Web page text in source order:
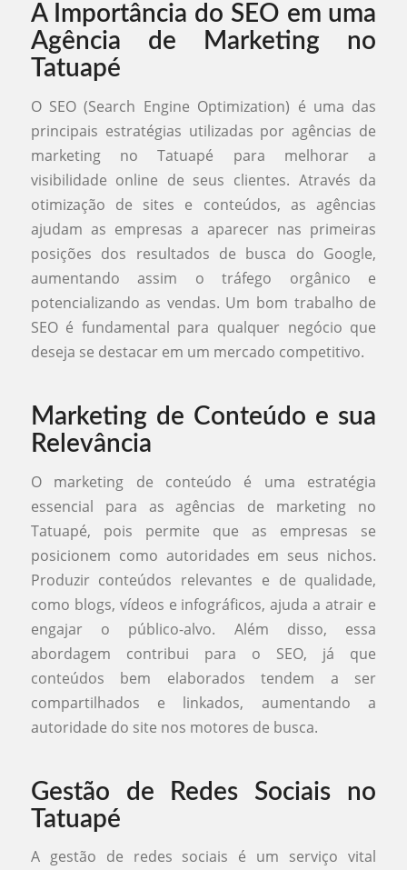
A Importância do SEO em uma
Agência de Marketing no
Tatuapé
O SEO (Search Engine Optimization) é uma das
principais estratégias utilizadas por agências de
marketing no Tatuapé para melhorar a
visibilidade online de seus clientes. Através da
otimização de sites e conteúdos, as agências
ajudam as empresas a aparecer nas primeiras
posições dos resultados de busca do Google,
aumentando assim o tráfego orgânico e
potencializando as vendas. Um bom trabalho de
SEO é fundamental para qualquer negócio que
deseja se destacar em um mercado competitivo.
Marketing de Conteúdo e sua
Relevância
O marketing de conteúdo é uma estratégia
essencial para as agências de marketing no
Tatuapé, pois permite que as empresas se
posicionem como autoridades em seus nichos.
Produzir conteúdos relevantes e de qualidade,
como blogs, vídeos e infográficos, ajuda a atrair e
engajar o público-alvo. Além disso, essa
abordagem contribui para o SEO, já que
conteúdos bem elaborados tendem a ser
compartilhados e linkados, aumentando a
autoridade do site nos motores de busca.
Gestão de Redes Sociais no
Tatuapé
A gestão de redes sociais é um serviço vital